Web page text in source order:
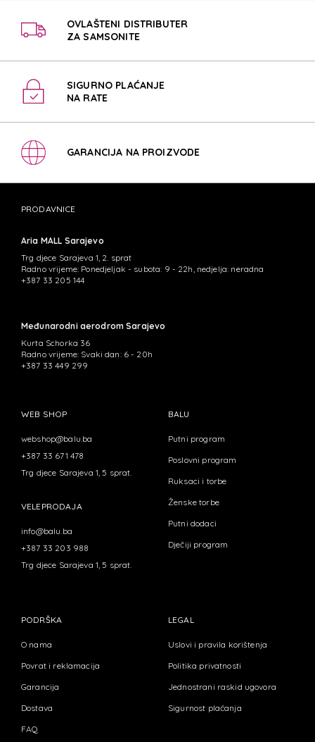
OVLAŠTENI DISTRIBUTER
ZA SAMSONITE
SIGURNO PLAĆANJE
NA RATE
GARANCIJA NA PROIZVODE
PRODAVNICE
Aria MALL Sarajevo
Trg djece Sarajeva 1, 2. sprat
Radno vrijeme: Ponedjeljak - subota: 9 - 22h, nedjelja: neradna
+387 33 205 144
Međunarodni aerodrom Sarajevo
Kurta Schorka 36
Radno vrijeme: Svaki dan: 6 - 20h
+387 33 449 299
WEB SHOP
webshop@balu.ba
+387 33 671 478
Trg djece Sarajeva 1, 5 sprat.
VELEPRODAJA
info@balu.ba
+387 33 203 988
Trg djece Sarajeva 1, 5 sprat.
BALU
Putni program
Poslovni program
Ruksaci i torbe
Ženske torbe
Putni dodaci
Dječiji program
PODRŠKA
O nama
Povrat i reklamacija
Garancija
Dostava
FAQ
LEGAL
Uslovi i pravila korištenja
Politika privatnosti
Jednostrani raskid ugovora
Sigurnost plaćanja